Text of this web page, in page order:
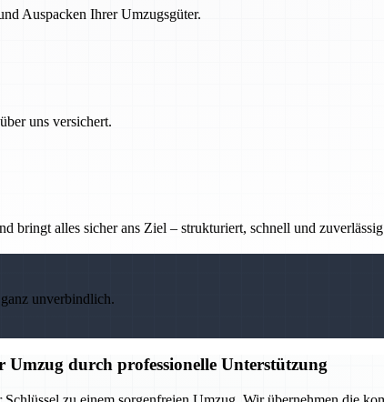
Auspacken Ihrer Umzugsgüter.
uns versichert.
bringt alles sicher ans Ziel – strukturiert, schnell und
unverbindlich.
durch professionelle Unterstützung